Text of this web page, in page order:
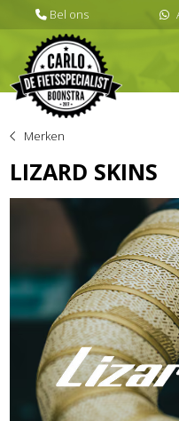
Merken
LIZARD SKINS